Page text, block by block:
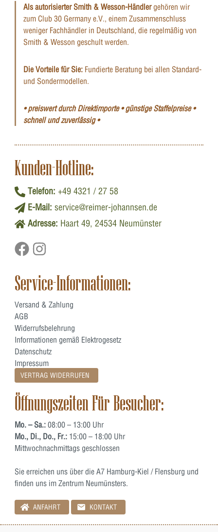
Als autorisierter Smith & Wesson-Händlergehören wir
zum Club 30 Germany e.V., einem Zusammenschluss
weniger Fachhändler in Deutschland, die regelmäßig von
Smith & Wesson geschult werden.
Die Vorteile für Sie: Fundierte Beratung bei allen Standard-
und Sondermodellen.
• preiswert durch Direktimporte • günstige Staffelpreise •
schnell und zuverlässig •
Kunden-Hotline:
Telefon: +49 4321 / 27 58
E-Mail: service@reimer-johannsen.de
Adresse: Haart 49, 24534 Neumünster
Service-Informationen:
Versand & Zahlung
AGB
Widerrufsbelehrung
Informationen gemäß Elektrogesetz
Datenschutz
Impressum
VERTRAG WIDERRUFEN
Öffnungszeiten Für Besucher:
Mo. – Sa.: 08:00 – 13:00 Uhr
Mo., Di., Do., Fr.: 15:00 – 18:00 Uhr
Mittwochnachmittags geschlossen
Sie erreichen uns über die A7 Hamburg-Kiel / Flensburg und
finden uns im Zentrum Neumünsters.
ANFAHRT KONTAKT